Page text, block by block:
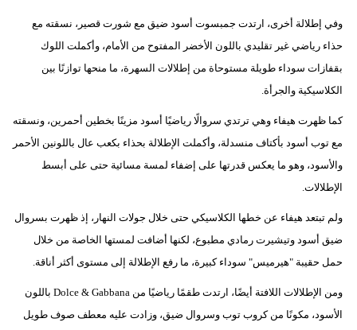
وفي إطلالة أخرى، ارتدت جمبسوت أسود ضيق مع شورت قصير، نسقته مع
حذاء رياضي غير تقليدي باللون الأخضر المفتوح من الأمام، وأكملت اللوك
بقفازات سوداء طويلة مستوحاة من إطلالات السهرة، ما منحها توازنًا بين
الكلاسيكية والجرأة.
كما ظهرت هيفاء وهي ترتدي سروالًا رياضيًا أسود مزينًا بخطين أحمرين، ونسقته
مع توب أسود بأكتاف منسدلة، وأكملت الإطلالة بحذاء بكعب عال باللونين الأحمر
والأسود، وهو ما يعكس قدرتها على إضفاء لمسة مسائية حتى على أبسط
الإطلالات.
ولم تبتعد هيفاء عن خطها الكلاسيكي حتى خلال جولات النهار، إذ ظهرت بسروال
ضيق أسود وتيشيرت رمادي مطبوع، لكنها أضافت لمستها الخاصة من خلال
حمل حقيبة "هيرميس" سوداء كبيرة، ما رفع الإطلالة إلى مستوى أكثر أناقة.
ومن الإطلالات اللافتة أيضًا، ارتدت طقمًا رياضيًا من Dolce & Gabbana باللون
الأسود، مكونًا من كروب توب وسروال ضيق، وزادت عليه معطف صوف طويل